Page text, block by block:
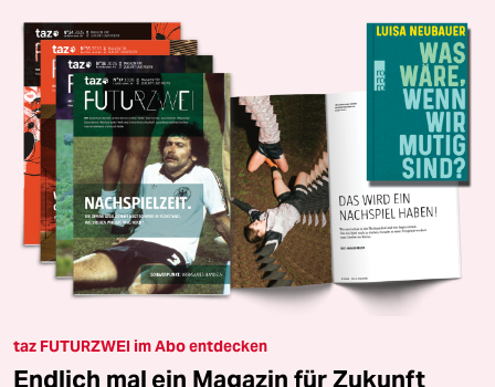
taz FUTURZWEI im Abo entdecken
Endlich mal ein Magazin für Zukunft